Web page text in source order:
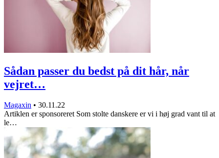
Sådan passer du bedst på dit hår, når
vejret…
Magaxin • 30.11.22
Artiklen er sponsoreret Som stolte danskere er vi i høj grad vant til at
le…